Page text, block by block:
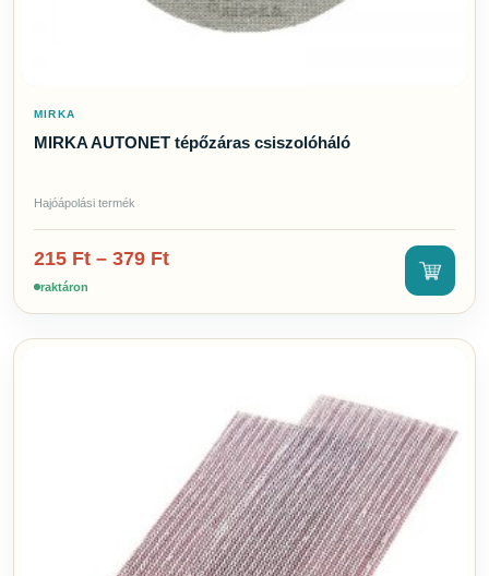
Tikal Marine Systems
MIRKA
MIRKA AUTONET tépőzáras csiszolóháló
Hajóápolási termék
215 Ft – 379 Ft
raktáron